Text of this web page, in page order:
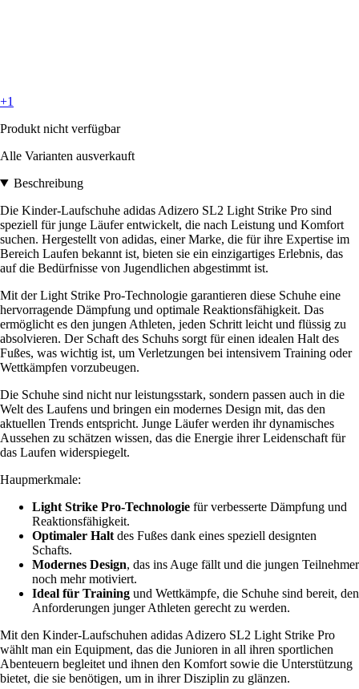
+1
Produkt nicht verfügbar
Alle Varianten ausverkauft
Beschreibung
Die Kinder-Laufschuhe adidas Adizero SL2 Light Strike Pro sind
speziell für junge Läufer entwickelt, die nach Leistung und Komfort
suchen. Hergestellt von adidas, einer Marke, die für ihre Expertise im
Bereich Laufen bekannt ist, bieten sie ein einzigartiges Erlebnis, das
auf die Bedürfnisse von Jugendlichen abgestimmt ist.
Mit der Light Strike Pro-Technologie garantieren diese Schuhe eine
hervorragende Dämpfung und optimale Reaktionsfähigkeit. Das
ermöglicht es den jungen Athleten, jeden Schritt leicht und flüssig zu
absolvieren. Der Schaft des Schuhs sorgt für einen idealen Halt des
Fußes, was wichtig ist, um Verletzungen bei intensivem Training oder
Wettkämpfen vorzubeugen.
Die Schuhe sind nicht nur leistungsstark, sondern passen auch in die
Welt des Laufens und bringen ein modernes Design mit, das den
aktuellen Trends entspricht. Junge Läufer werden ihr dynamisches
Aussehen zu schätzen wissen, das die Energie ihrer Leidenschaft für
das Laufen widerspiegelt.
Haupmerkmale:
Light Strike Pro-Technologie für verbesserte Dämpfung und
Reaktionsfähigkeit.
Optimaler Halt des Fußes dank eines speziell designten
Schafts.
Modernes Design, das ins Auge fällt und die jungen Teilnehmer
noch mehr motiviert.
Ideal für Training und Wettkämpfe, die Schuhe sind bereit, den
Anforderungen junger Athleten gerecht zu werden.
Mit den Kinder-Laufschuhen adidas Adizero SL2 Light Strike Pro
wählt man ein Equipment, das die Junioren in all ihren sportlichen
Abenteuern begleitet und ihnen den Komfort sowie die Unterstützung
bietet, die sie benötigen, um in ihrer Disziplin zu glänzen.